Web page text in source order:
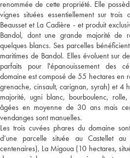
renommée de cette propriété. Elle
vignes situées essentiellement sur trois
Beausset et La Cadière - et produit
Bandol, dont une grande majorité de
quelques blancs. Ses parcelles
maritimes de Bandol. Elles évoluent sur
parfaits pour l'épanouissement des
domaine est composé de 55 hectares en
grenache, cinsault, carignan, syrah) et 4
majorité, ugni blanc, bourboulenc,
âgées en moyenne de 30 ans mais
vendanges sont manuelles.
Les trois cuvées phares du domaine
d’une parcelle située au Castellet
centenaires), La Migoua (10 hectares,